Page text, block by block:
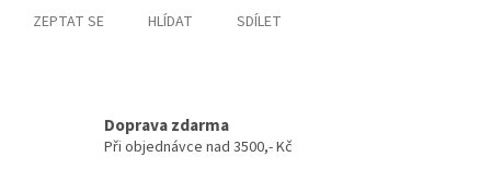
ZEPTAT SE HLÍDAT SDÍLET
Doprava zdarma
Při objednávce nad 3500,- Kč